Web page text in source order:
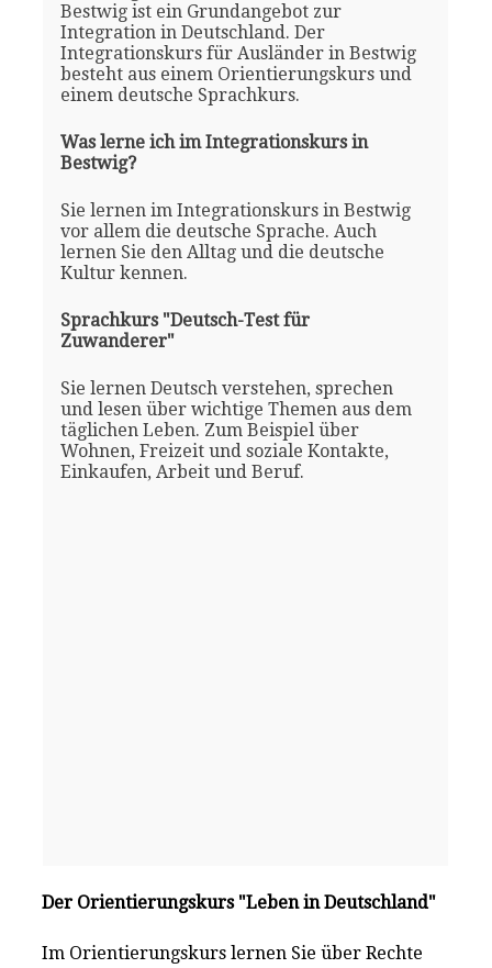
Bestwig ist ein Grundangebot zur
Integration in Deutschland. Der
Integrationskurs für Ausländer in Bestwig
besteht aus einem Orientierungskurs und
einem deutsche Sprachkurs.
Was lerne ich im Integrationskurs in
Bestwig?
Sie lernen im Integrationskurs in Bestwig
vor allem die deutsche Sprache. Auch
lernen Sie den Alltag und die deutsche
Kultur kennen.
Sprachkurs "Deutsch-Test für
Zuwanderer"
Sie lernen Deutsch verstehen, sprechen
und lesen über wichtige Themen aus dem
täglichen Leben. Zum Beispiel über
Wohnen, Freizeit und soziale Kontakte,
Einkaufen, Arbeit und Beruf.
Der Orientierungskurs "Leben in Deutschland"
Im Orientierungskurs lernen Sie über Rechte